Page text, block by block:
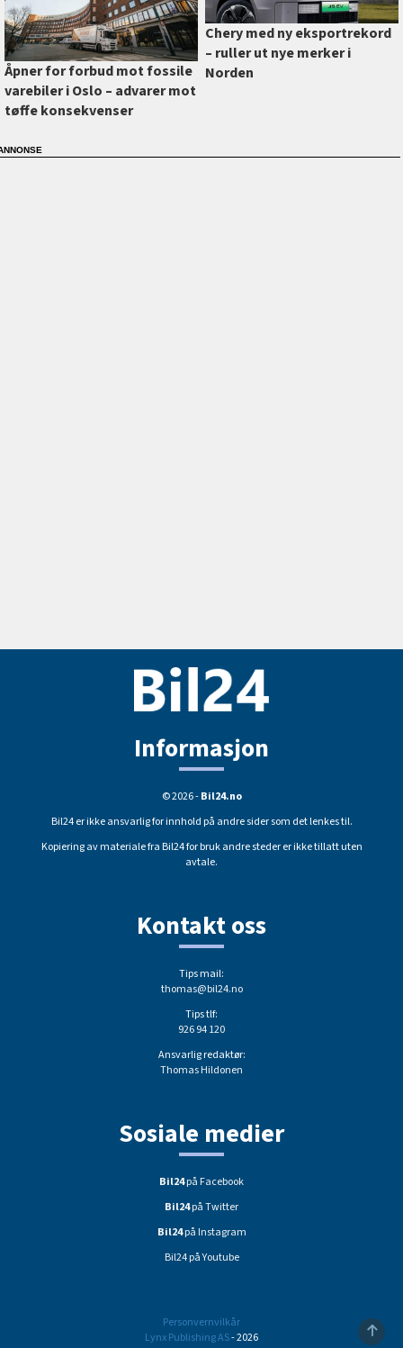
Åpner for forbud mot fossile
varebiler i Oslo –⁠ advarer mot
tøffe konsekvenser
Chery med ny eksportrekord
–⁠ ruller ut nye merker i
Norden
Informasjon
© 2026 -Bil24.no
Bil24 er ikke ansvarlig for innhold på andre sider som det lenkes til.
Kopiering av materiale fra Bil24 for bruk andre steder er ikke tillatt uten
avtale.
Kontakt oss
Tips mail:
thomas@bil24.no
Tips tlf:
926 94 120
Ansvarlig redaktør:
Thomas Hildonen
Sosiale medier
Bil24på Facebook
Bil24på Twitter
Bil24på Instagram
Bil24 på Youtube
Personvernvilkår
Lynx Publishing AS- 2026